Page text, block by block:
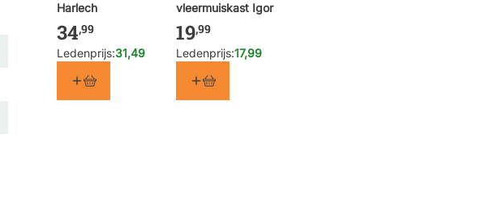
Harlech
34,99
Ledenprijs:31,49
vleermuiskast Igor
19,99
Ledenprijs:17,99